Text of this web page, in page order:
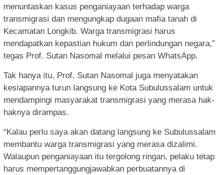
menuntaskan kasus penganiayaan terhadap warga
transmigrasi dan mengungkap dugaan mafia tanah di
Kecamatan Longkib. Warga transmigrasi harus
mendapatkan kepastian hukum dan perlindungan negara,”
tegas Prof. Sutan Nasomal melalui pesan WhatsApp.
Tak hanya itu, Prof. Sutan Nasomal juga menyatakan
kesiapannya turun langsung ke Kota Subulussalam untuk
mendampingi masyarakat transmigrasi yang merasa hak-
haknya dirampas.
“Kalau perlu saya akan datang langsung ke Subulussalam
membantu warga transmigrasi yang merasa dizalimi.
Walaupun penganiayaan itu tergolong ringan, pelaku tetap
harus mempertanggungjawabkan perbuatannya di